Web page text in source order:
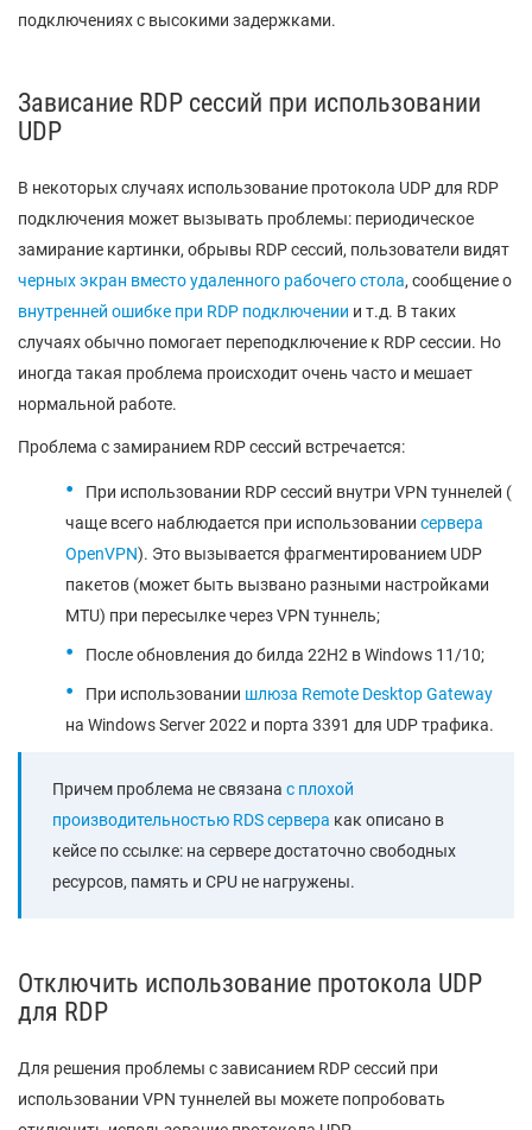
подключениях с высокими задержками.
Зависание RDP сессий при использовании
UDP
В некоторых случаях использование протокола UDP для RDP
подключения может вызывать проблемы: периодическое
замирание картинки, обрывы RDP сессий, пользователи видят
черных экран вместо удаленного рабочего стола, сообщение о
внутренней ошибке при RDP подключении и т.д. В таких
случаях обычно помогает переподключение к RDP сессии. Но
иногда такая проблема происходит очень часто и мешает
нормальной работе.
Проблема с замиранием RDP сессий встречается:
При использовании RDP сессий внутри VPN туннелей (
чаще всего наблюдается при использовании сервера
OpenVPN). Это вызывается фрагментированием UDP
пакетов (может быть вызвано разными настройками
MTU) при пересылке через VPN туннель;
После обновления до билда 22H2 в Windows 11/10;
При использовании шлюза Remote Desktop Gateway
на Windows Server 2022 и порта 3391 для UDP трафика.
Причем проблема не связана с плохой
производительностью RDS сервера как описано в
кейсе по ссылке: на сервере достаточно свободных
ресурсов, память и CPU не нагружены.
Отключить использование протокола UDP
для RDP
Для решения проблемы с зависанием RDP сессий при
использовании VPN туннелей вы можете попробовать